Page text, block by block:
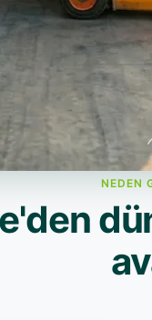
NEDEN